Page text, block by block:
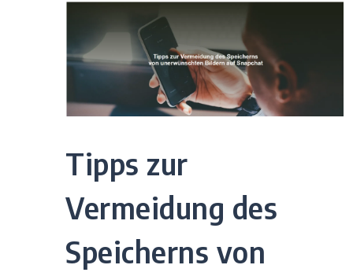
Tipps zur
Vermeidung des
Speicherns von